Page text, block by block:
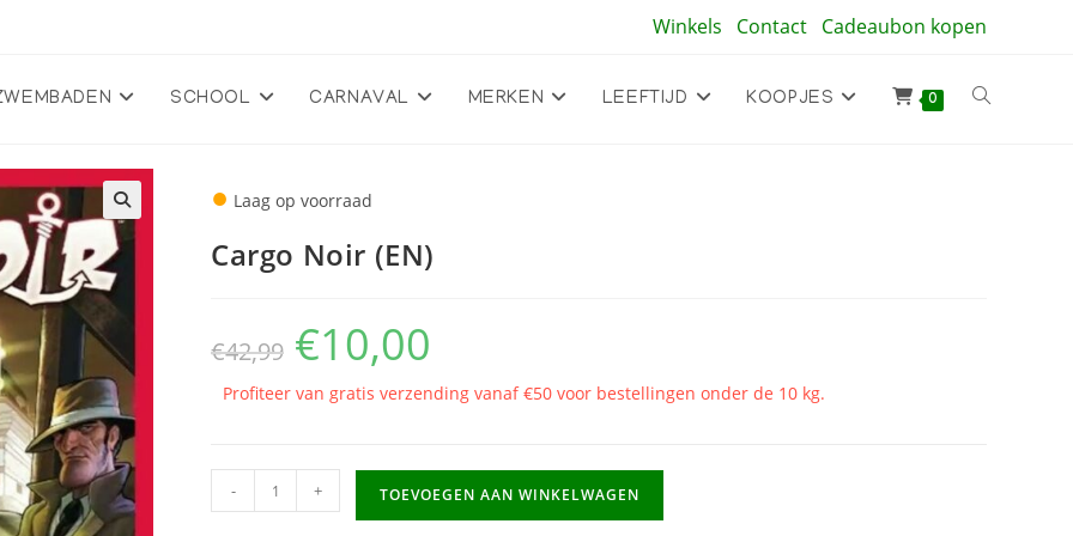
Winkels Contact Cadeaubon kopen
SCHOOL CARNAVAL MERKEN LEEFTIJD KOOPJES 0 Toggle
🔍
● Laag op voorraad
Cargo Noir (EN)
€42,99
Oorspronkelijke
prijs
was:
€10,00
Profiteer van gratis verzending vanaf €50 voor bestellingen onder de 10 kg.
Noir
- + TOEVOEGEN AAN WINKELWAGEN